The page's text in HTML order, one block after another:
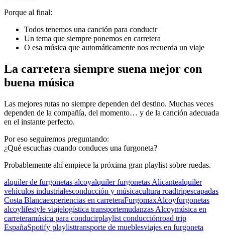
Porque al final:
Todos tenemos una canción para conducir
Un tema que siempre ponemos en carretera
O esa música que automáticamente nos recuerda un viaje
La carretera siempre suena mejor con
buena música
Las mejores rutas no siempre dependen del destino. Muchas veces
dependen de la compañía, del momento… y de la canción adecuada
en el instante perfecto.
Por eso seguiremos preguntando:
¿Qué escuchas cuando conduces una furgoneta?
Probablemente ahí empiece la próxima gran playlist sobre ruedas.
alquiler de furgonetas alcoyalquiler furgonetas Alicantealquiler
vehículos industrialesconducción y músicacultura roadtripescapadas
Costa Blancaexperiencias en carreteraFurgomaxAlcoyfurgonetas
alcoylifestyle viajelogística transportemudanzas Alcoymúsica en
carreteramúsica para conducirplaylist conducciónroad trip
EspañaSpotify playlisttransporte de mueblesviajes en furgoneta